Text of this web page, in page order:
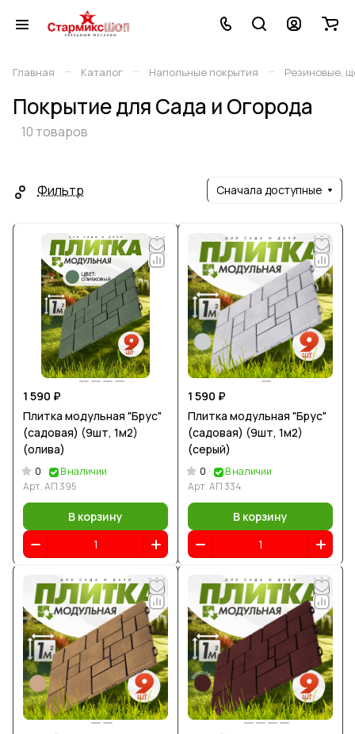
Главная – Каталог – Напольные покрытия – Резиновые,
Покрытие для Сада и Огорода
10 товаров
Фильтр Сначала доступные
1 590 ₽
Плитка модульная "Брус"
(садовая) (9шт, 1м2)
(олива)
0
В наличии
Арт.АП 395
В корзину
1 590 ₽
Плитка модульная "Брус"
(садовая) (9шт, 1м2)
(серый)
0
В наличии
Арт.АП 334
В корзину